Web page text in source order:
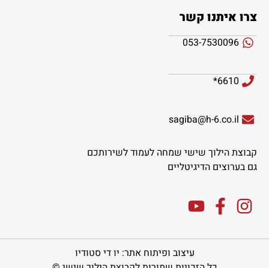
צרו איתנו קשר
053-7530096
6610*
sagiba@h-6.co.il
קבוצת הילוך שישי שמחה לעמוד לשירותכם
גם בערוצים הדיגיטליים
עיצוב ופיתוח אתר: יו די סטודיו